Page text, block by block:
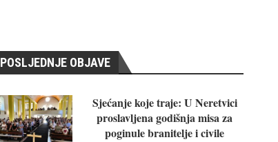
POSLJEDNJE OBJAVE
Sjećanje koje traje: U Neretvici
proslavljena godišnja misa za
poginule branitelje i civile